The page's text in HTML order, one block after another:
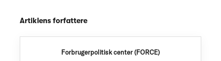
Artiklens forfattere
Forbrugerpolitisk center (FORCE)